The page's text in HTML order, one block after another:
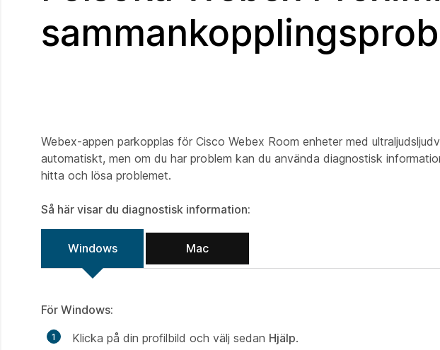
Webex-appen parkopplas för Cisco Webex Room enheter med
automatiskt, men om du har problem kan du använda diagnostisk
hitta och lösa problemet.
Så här visar du diagnostisk information:
Windows Mac
För Windows:
Klicka på din profilbild och välj sedan Hjälp.